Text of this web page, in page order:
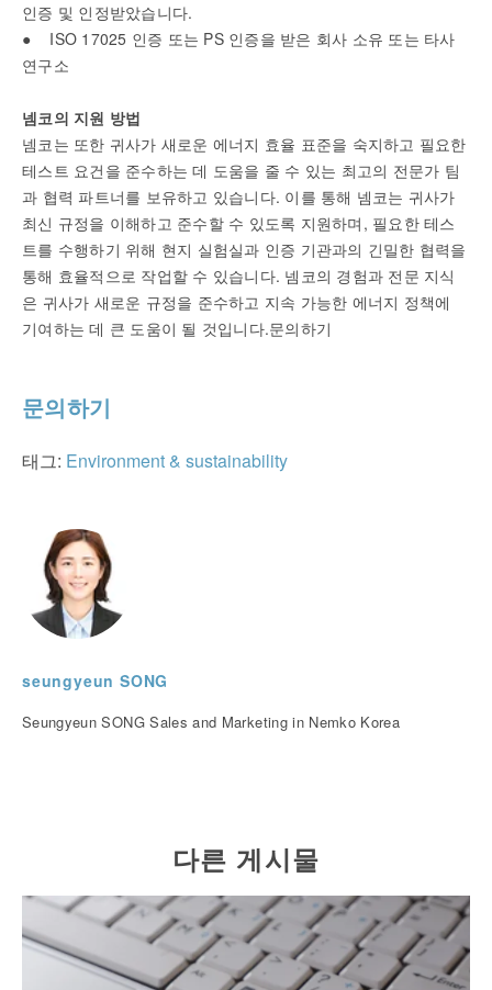
인증 및 인정받았습니다.
● ISO 17025 인증 또는 PS 인증을 받은 회사 소유 또는 타사
연구소
넴코의 지원 방법
넴코는 또한 귀사가 새로운 에너지 효율 표준을 숙지하고 필요한
테스트 요건을 준수하는 데 도움을 줄 수 있는 최고의 전문가 팀
과 협력 파트너를 보유하고 있습니다. 이를 통해 넴코는 귀사가
최신 규정을 이해하고 준수할 수 있도록 지원하며, 필요한 테스
트를 수행하기 위해 현지 실험실과 인증 기관과의 긴밀한 협력을
통해 효율적으로 작업할 수 있습니다. 넴코의 경험과 전문 지식
은 귀사가 새로운 규정을 준수하고 지속 가능한 에너지 정책에
기여하는 데 큰 도움이 될 것입니다.문의하기
문의하기
태그: Environment & sustainability
seungyeun SONG
Seungyeun SONG Sales and Marketing in Nemko Korea
다른 게시물